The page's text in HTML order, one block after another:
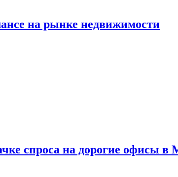
на рынке недвижимости
спроса на дорогие офисы в